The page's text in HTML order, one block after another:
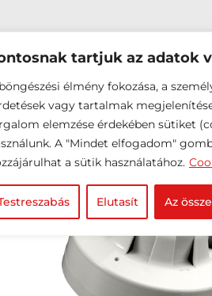
tartjuk az adatok
élmény fokozása, a
vagy tartalmak
elemzése érdekében sütiket
A "Mindet elfogadom"
a sütik használatához.
Elutasít Az